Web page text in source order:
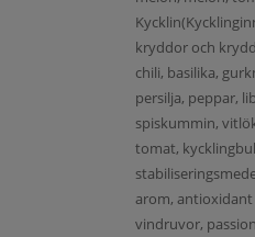
kryddor och
chili, basilika,
persilja, peppar,
spiskummin,
tomat,
arom, antioxidant
vindruvor,